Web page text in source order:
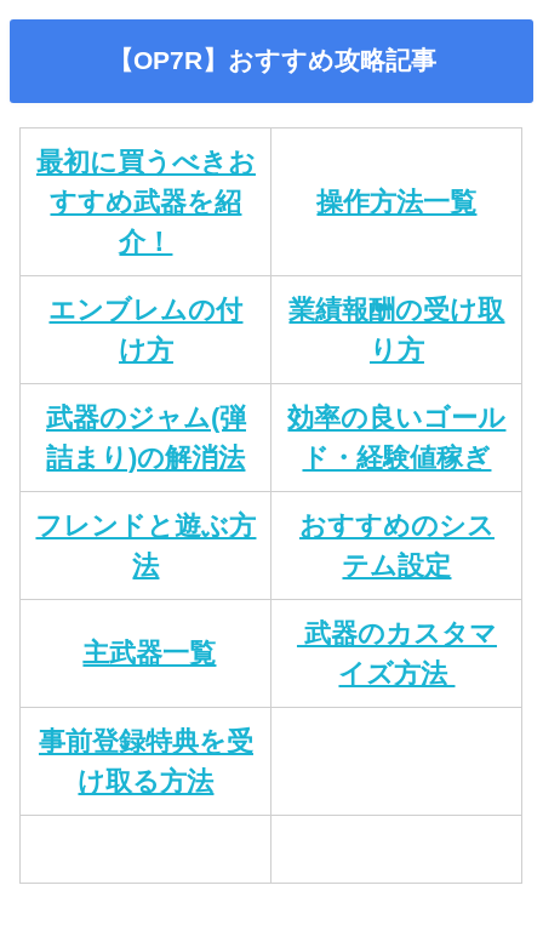
【OP7R】おすすめ攻略記事
最初に買うべきお
すすめ武器を紹
介！
操作方法一覧
エンブレムの付
け方
業績報酬の受け取
り方
武器のジャム(弾
詰まり)の解消法
効率の良いゴール
ド・経験値稼ぎ
フレンドと遊ぶ方
法
おすすめのシス
テム設定
主武器一覧
武器のカスタマ
イズ方法
事前登録特典を受
け取る方法